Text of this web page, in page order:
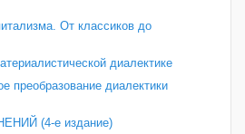
От классиков до
диалектике
преобразование диалектики
(4-е издание)